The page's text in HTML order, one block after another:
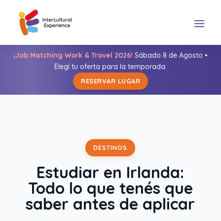
¡Job Matching Work & Travel 2026! Sábado 8 de Agosto •
Elegí tu oferta para la temporada.
RESERVAR LUGAR
DESTINOS
Estudiar en Irlanda:
Todo lo que tenés que
saber antes de aplicar